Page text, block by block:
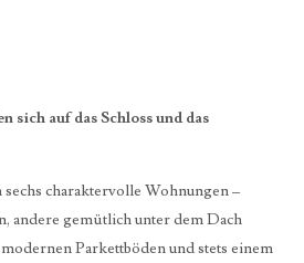
sich auf das Schloss und das
charaktervolle Wohnungen –
andere gemütlich unter dem Dach
Parkettböden und stets einem